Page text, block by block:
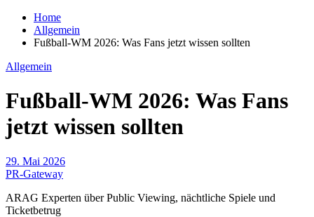
Home
Allgemein
Fußball-WM 2026: Was Fans jetzt wissen sollten
Allgemein
Fußball-WM 2026: Was Fans
jetzt wissen sollten
29. Mai 2026
PR-Gateway
ARAG Experten über Public Viewing, nächtliche Spiele und
Ticketbetrug